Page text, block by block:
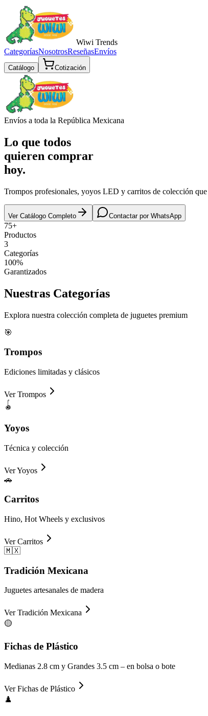
Wiwi Trends
CategoríasNosotrosReseñasEnvíos
Catálogo Cotización
Envíos a toda la República Mexicana
Lo que todos
quieren comprar
hoy.
Trompos profesionales, yoyos LED y carritos de colección
Ver Catálogo Completo Contactar por WhatsApp
75+
Productos
3
Categorías
100%
Garantizados
Nuestras Categorías
Explora nuestra colección completa de juguetes premium
🎯
Trompos
Ediciones limitadas y clásicos
VerTrompos
🪀
Yoyos
Técnica y colección
VerYoyos
🚗
Carritos
Hino, Hot Wheels y exclusivos
VerCarritos
🇲🇽
Tradición Mexicana
Juguetes artesanales de madera
VerTradición Mexicana
🟡
Fichas de Plástico
Medianas 2.8 cm y Grandes 3.5 cm – en bolsa o bote
VerFichas de Plástico
♟️